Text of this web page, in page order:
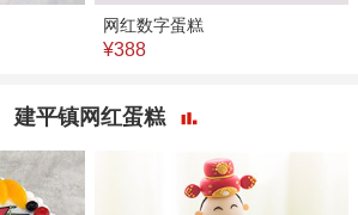
网红数字蛋糕
¥388
建平镇网红蛋糕